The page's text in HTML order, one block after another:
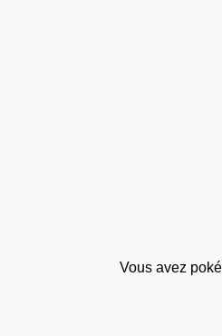
Vous avez